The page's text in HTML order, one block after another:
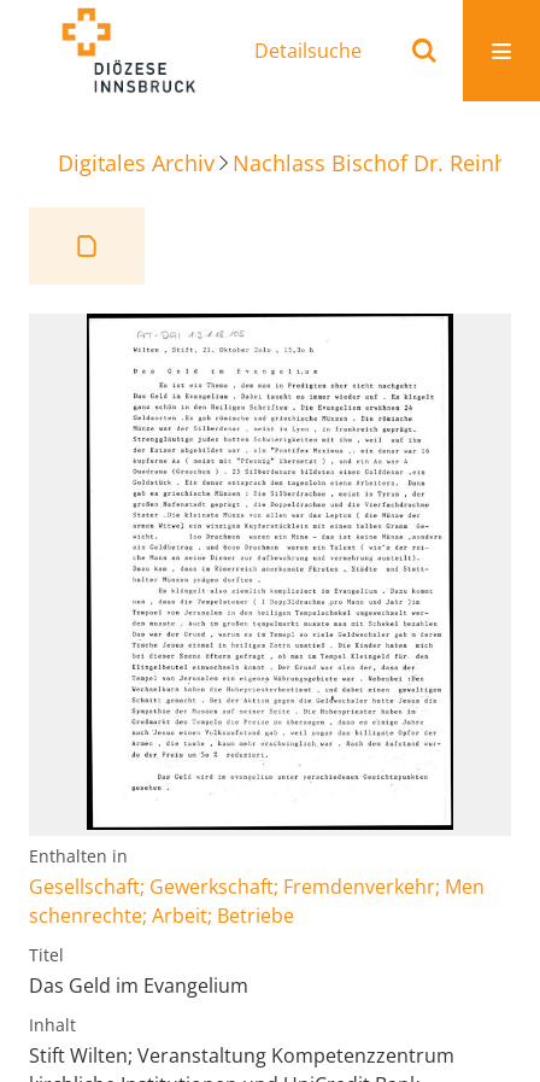
Detailsuche
Digitales Archiv Nachlass Bischof Dr.
Enthalten in
Gesellschaft; Gewerkschaft; Fremdenverkehr; Men
schenrechte; Arbeit; Betriebe
Titel
Das Geld im Evangelium
Inhalt
Stift Wilten; Veranstaltung Kompetenzzentrum